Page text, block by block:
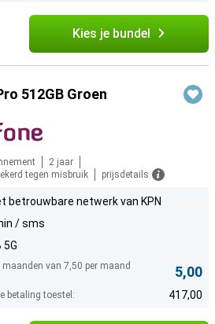
Kies je bundel
512GB Groen
2 jaar
tegen misbruik
prijsdetails
betrouwbare netwerk van KPN
/ sms
5G
maanden van 7,50 per maand
5,00
betaling toestel: 417,00